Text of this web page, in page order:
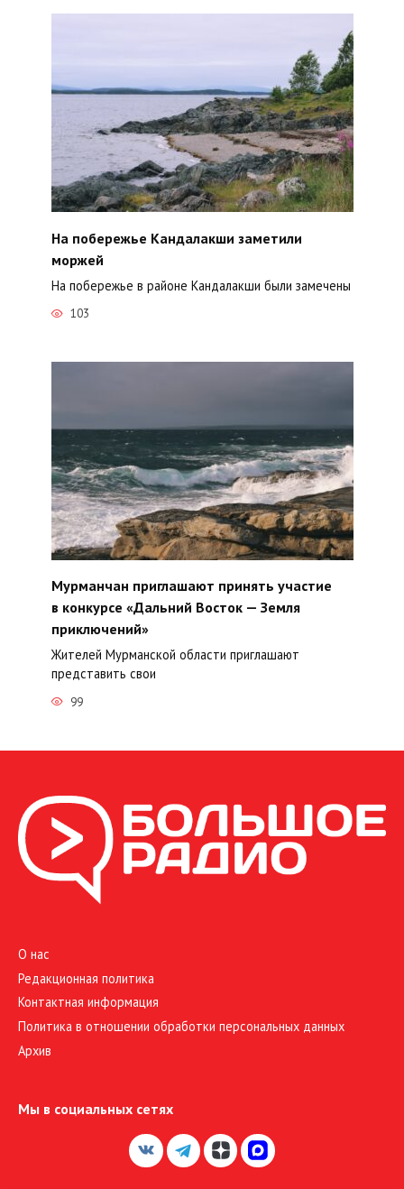
На побережье Кандалакши заметили
моржей
На побережье в районе Кандалакши были замечены
103
Мурманчан приглашают принять участие
в конкурсе «Дальний Восток — Земля
приключений»
Жителей Мурманской области приглашают
представить свои
99
О нас
Редакционная политика
Контактная информация
Политика в отношении обработки персональных данных
Архив
Мы в социальных сетях